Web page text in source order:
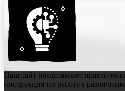
Наш сайт представляет
инструкции по работе с